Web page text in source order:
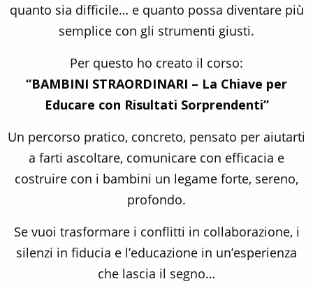
quanto sia difficile… e quanto possa diventare più
semplice con gli strumenti giusti.
Per questo ho creato il corso:
“BAMBINI STRAORDINARI – La Chiave per
Educare con Risultati Sorprendenti”
Un percorso pratico, concreto, pensato per aiutarti
a farti ascoltare, comunicare con efficacia e
costruire con i bambini un legame forte, sereno,
profondo.
Se vuoi trasformare i conflitti in collaborazione, i
silenzi in fiducia e l’educazione in un’esperienza
che lascia il segno…